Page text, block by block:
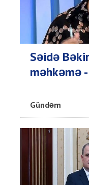
Səidə
məhkəmə
Gündəm